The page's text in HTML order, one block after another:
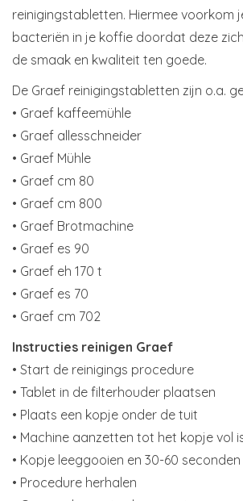
reinigingstabletten. Hiermee voorkom
bacteriën in je koffie doordat deze
de smaak en kwaliteit ten goede.
De Graef reinigingstabletten zijn o.a.
• Graef kaffeemühle
• Graef allesschneider
• Graef Mühle
• Graef cm 80
• Graef cm 800
• Graef Brotmachine
• Graef es 90
• Graef eh 170 t
• Graef es 70
• Graef cm 702
Instructies reinigen Graef
• Start de reinigings procedure
• Tablet in de filterhouder plaatsen
• Plaats een kopje onder de tuit
• Machine aanzetten tot het kopje vol
• Kopje leeggooien en 30-60
• Procedure herhalen